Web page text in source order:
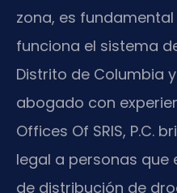
zona, es
funciona el sistema
Distrito de Columbia
abogado con
Offices Of SRIS, P.C.
legal a personas que
de distribución de